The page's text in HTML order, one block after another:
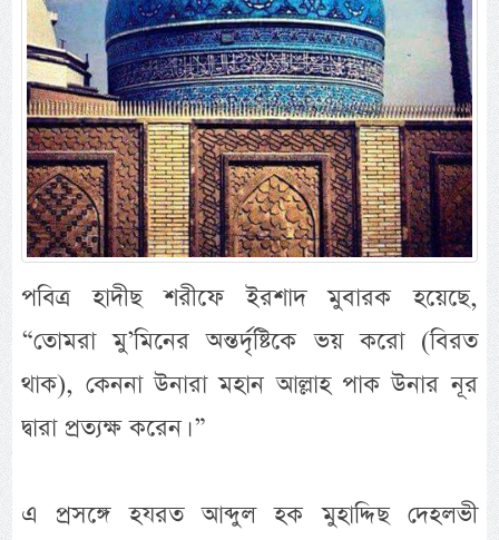
পবিত্র হাদীছ শরীফে ইরশাদ মুবারক হয়েছে,
“তোমরা মু’মিনের অন্তর্দৃষ্টিকে ভয় করো (বিরত
থাক), কেননা উনারা মহান আল্লাহ পাক উনার নূর
দ্বারা প্রত্যক্ষ করেন। ”
এ প্রসঙ্গে হযরত আব্দুল হক মুহাদ্দিছ দেহলভী